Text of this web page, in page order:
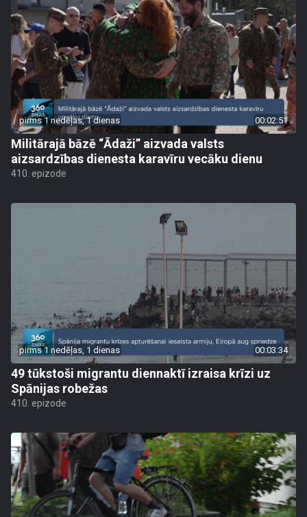
pirms 1 nedēļas, 1 dienas 00:02:51
Militārajā bāzē “Ādaži” aizvada valsts
aizsardzības dienesta karavīru vecāku dienu
410. epizode
pirms 1 nedēļas, 1 dienas 00:03:34
49 tūkstoši migrantu diennaktī izraisa krīzi uz
Spānijas robežas
410. epizode